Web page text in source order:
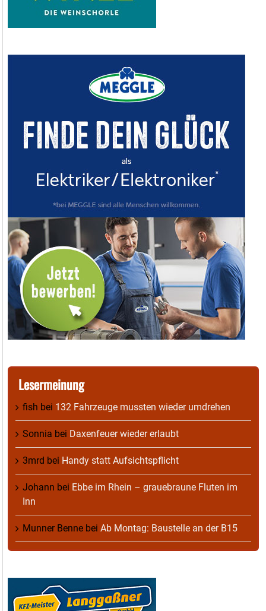
Lesermeinung
fish bei 132 Fahrzeuge mussten wieder umdrehen
Sonnia bei Daxenfeuer wieder erlaubt
3mrd bei Handy statt Aufsichtspflicht
Johann bei Ebbe im Rhein – grauebraune Fluten im
Inn
Munner Benne bei Ab Montag: Baustelle an der B15